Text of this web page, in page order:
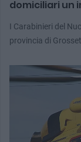
domiciliari un
I Carabinieri del
provincia di